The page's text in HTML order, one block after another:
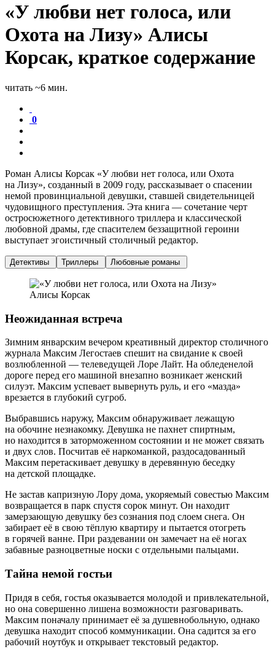
«У любви нет голоса, или
Охота на Лизу» Алисы
Корсак, краткое содержание
читать ~6 мин.
0
Роман Алисы Корсак «У любви нет голоса, или Охота
на Лизу», созданный в 2009 году, рассказывает о спасении
немой провинциальной девушки, ставшей свидетельницей
чудовищного преступления. Эта книга — сочетание черт
остросюжетного детективного триллера и классической
любовной драмы, где спасителем беззащитной героини
выступает эгоистичный столичный редактор.
Детективы Триллеры Любовные романы
Неожиданная встреча
Зимним январским вечером креативный директор столичного
журнала Максим Легостаев спешит на свидание к своей
возлюбленной — телеведущей Лоре Лайт. На обледенелой
дороге перед его машиной внезапно возникает женский
силуэт. Максим успевает вывернуть руль, и его «мазда»
врезается в глубокий сугроб.
Выбравшись наружу, Максим обнаруживает лежащую
на обочине незнакомку. Девушка не пахнет спиртным,
но находится в заторможенном состоянии и не может связать
и двух слов. Посчитав её наркоманкой, раздосадованный
Максим перетаскивает девушку в деревянную беседку
на детской площадке.
Не застав капризную Лору дома, укоряемый совестью Максим
возвращается в парк спустя сорок минут. Он находит
замерзающую девушку без сознания под слоем снега. Он
забирает её в свою тёплую квартиру и пытается отогреть
в горячей ванне. При раздевании он замечает на её ногах
забавные разноцветные носки с отдельными пальцами.
Тайна немой гостьи
Придя в себя, гостья оказывается молодой и привлекательной,
но она совершенно лишена возможности разговаривать.
Максим поначалу принимает её за душевнобольную, однако
девушка находит способ коммуникации. Она садится за его
рабочий ноутбук и открывает текстовый редактор.